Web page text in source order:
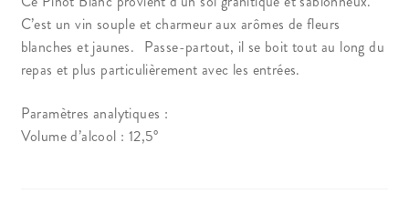
Conditions générales de ventes
Contact
Mentions légales
C’est un vin souple et charmeur aux arômes de fleurs
blanches et jaunes. Passe-partout, il se boit tout au long du
repas et plus particulièrement avec les entrées.
Paramètres analytiques :
Volume d’alcool : 12,5°